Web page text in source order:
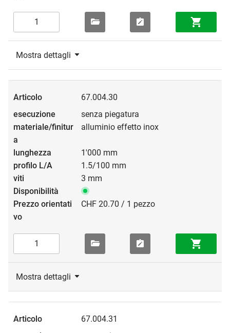
Mostra dettagli
67.004.30
senza piegatura
alluminio effetto inox
1'000 mm
1.5/100 mm
3 mm
CHF 20.70 / 1 pezzo
Mostra dettagli
67.004.31